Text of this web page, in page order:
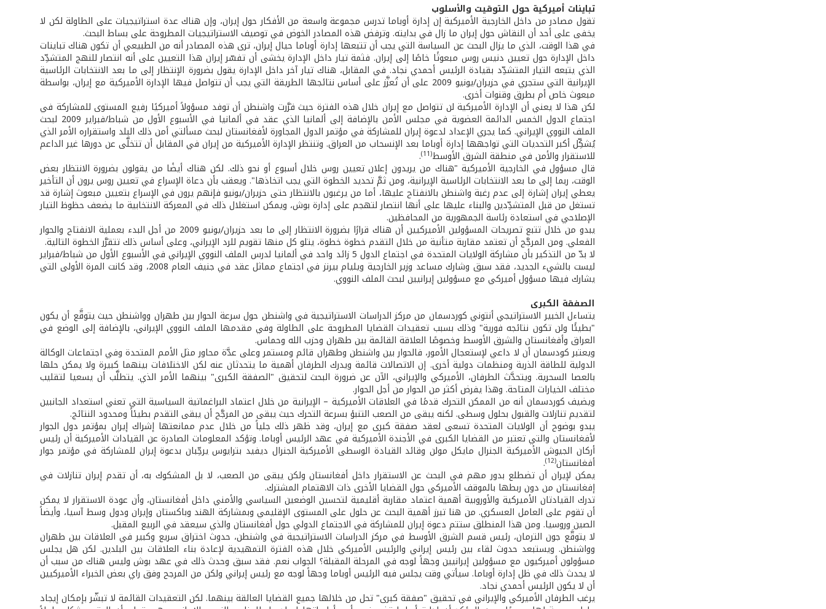
تباينات أميركية حول التوقيت والأسلوب
تقول مصادر من داخل الخارجية الأميركية إن إدارة أوباما تدرس مجموعة واسعة من الأفكار حول إيران، وإن هناك عدة استراتيجيات على الطاولة لكن لا
يخفى على أحد أن النقاش حول إيران ما زال في بدايته. وترفض هذه المصادر الخوض في توصيف الاستراتيجيات المطروحة على بساط البحث.
في هذا الوقت، الذي ما يزال البحث عن السياسة التي يجب أن تتبعها إدارة أوباما حيال إيران، ترى هذه المصادر أنه من الطبيعي أن تكون هناك تباينات
داخل الإدارة حول تعيين دنيس روس مبعوثًا خاصًا إلى إيران. فثمة تيار داخل الإدارة يخشى أن تفسّر إيران هذا التعيين على أنه انتصار للنهج المتشدِّد
الذي يتبعه التيار المتشدِّد بقيادة الرئيس أحمدي نجاد. في المقابل، هناك تيار آخر داخل الإدارة يقول بضرورة الإنتظار إلى ما بعد الانتخابات الرئاسية
الإيرانية التي ستجري في حزيران/يونيو 2009 على أن تُعزَّز على أساس نتائجها الطريقة التي يجب أن تتواصل فيها الإدارة الأميركية مع إيران، بواسطة
مبعوث خاص أم بطرق وقنوات أخرى.
لكن هذا لا يعني أن الإدارة الأميركية لن تتواصل مع إيران خلال هذه الفترة حيث قرَّرت واشنطن أن توفد مسؤولاً أميركيًا رفيع المستوى للمشاركة في
اجتماع الدول الخمس الدائمة العضوية في مجلس الأمن بالإضافة إلى ألمانيا الذي عقد في ألمانيا في الأسبوع الأول من شباط/فبراير 2009 لبحث
الملف النووي الإيراني. كما يجري الإعداد لدعوة إيران للمشاركة في مؤتمر الدول المجاورة لأفغانستان لبحث مسألتي أمن ذلك البلد واستقراره الأمر الذي
يُشكِّل أكبر التحديات التي تواجهها إدارة أوباما بعد الإنسحاب من العراق. وتنتظر الإدارة الأميركية من إيران في المقابل أن تتخلَّى عن دورها غير الداعم
للاستقرار والأمن في منطقة الشرق الأوسط(11)
.
قال مسؤول في الخارجية الأميركية "هناك من يريدون إعلان تعيين روس خلال أسبوع أو نحو ذلك. لكن هناك أيضًا من يقولون بضرورة الانتظار بعض
الوقت، ربما إلى ما بعد الانتخابات الرئاسية الإيرانية، ومن ثمَّ تحديد الخطوة التي يجب اتخاذها". ويعقب بأن دعاة الإسراع في تعيين روس يرون أن التأخير
يعطي إيران إشارة إلى عدم رغبة واشنطن بالانفتاح عليها، أما من يرغبون بالانتظار حتى حزيران/يونيو فإنهم يرون في الإسراع بتعيين مبعوث إشارة قد
تستغل من قبل المتشدِّدين والبناء عليها على أنها انتصار لتهجم على إدارة بوش، ويمكن استغلال ذلك في المعركة الانتخابية ما يضعف حظوظ التيار
الإصلاحي في استعادة رئاسة الجمهورية من المحافظين.
يبدو من خلال تتبع تصريحات المسؤولين الأميركيين أن هناك قرارًا بضرورة الانتظار إلى ما بعد حزيران/يونيو 2009 من أجل البدء بعملية الانفتاح والحوار
الفعلي. ومن المرجَّح أن تعتمد مقاربة متأنية من خلال التقدم خطوة خطوة، يتلو كل منها تقويم للرد الإيراني، وعلى أساس ذلك تتقرَّر الخطوة التالية.
لا بدّ من التذكير بأن مشاركة الولايات المتحدة في اجتماع الدول 5 زائد واحد في ألمانيا لدرس الملف النووي الإيراني في الأسبوع الأول من شباط/فبراير
ليست بالشيء الجديد، فقد سبق وشارك مساعد وزير الخارجية ويليام بيرنز في اجتماع مماثل عقد في جنيف العام 2008، وقد كانت المرة الأولى التي
يشارك فيها مسؤول أميركي مع مسؤولين إيرانيين لبحث الملف النووي.
الصفقة الكبرى
يتساءل الخبير الاستراتيجي أنتوني كوردسمان من مركز الدراسات الاستراتيجية في واشنطن حول سرعة الحوار بين طهران وواشنطن حيث يتوقَّع أن يكون
"بطيئًا ولن تكون نتائجه فورية" وذلك بسبب تعقيدات القضايا المطروحة على الطاولة وفي مقدمها الملف النووي الإيراني، بالإضافة إلى الوضع في
العراق وأفغانستان والشرق الأوسط وخصوصًا العلاقة القائمة بين طهران وحزب الله وحماس.
ويعتبر كودسمان أن لا داعي لإستعجال الأمور، فالحوار بين واشنطن وطهران قائم ومستمر وعلى عدَّة محاور مثل الأمم المتحدة وفي اجتماعات الوكالة
الدولية للطاقة الذرية ومنظمات دولية أخرى. إن الاتصالات قائمة ويدرك الطرفان أهمية ما يتحدثان عنه لكن الاختلافات بينهما كبيرة ولا يمكن حلها
بالعصا السحرية. ويتحدَّث الطرفان، الأميركي والإيراني، الآن عن ضرورة البحث لتحقيق "الصفقة الكبرى" بينهما الأمر الذي. يتطلَّب أن يسعيا لتقليب
مختلف الخيارات المتاحة. وهذا يفرض أكثر من الحوار من أجل الحوار.
ويضيف كوردسمان أنه من الممكن التحرك قدمًا في العلاقات الأميركية – الإيرانية من خلال اعتماد البراغماتية السياسية التي تعني استعداد الجانبين
لتقديم تنازلات والقبول بحلول وسطى. لكنه يبقى من الصعب التنبؤ بسرعة التحرك حيث يبقى من المرجَّح أن يبقى التقدم بطيئاً ومحدود النتائج.
يبدو بوضوح أن الولايات المتحدة تسعى لعقد صفقة كبرى مع إيران، وقد ظهر ذلك جلياً من خلال عدم ممانعتها إشراك إيران بمؤتمر دول الجوار
لأفغانستان والتي تعتبر من القضايا الكبرى في الأجندة الأميركية في عهد الرئيس أوباما. وتؤكد المعلومات الصادرة عن القيادات الأميركية أن رئيس
أركان الجيوش الأميركية الجنرال مايكل مولن وقائد القيادة الوسطى الأميركية الجنرال ديفيد بترايوس يرحِّبان بدعوة إيران للمشاركة في مؤتمر جوار
أفغانستان(12)
.
يمكن لإيران أن تضطلع بدور مهم في البحث عن الاستقرار داخل أفغانستان ولكن يبقى من الصعب، لا بل المشكوك به، أن تقدم إيران تنازلات في
إفغانستان من دون ربطها بالموقف الأميركي حول القضايا الأخرى ذات الاهتمام المشترك.
تدرك القيادتان الأميركية والأوروبية أهمية اعتماد مقاربة أقليمية لتحسين الوضعين السياسي والأمني داخل أفغانستان، وأن عودة الاستقرار لا يمكن
أن تقوم على العامل العسكري. من هنا تبرز أهمية البحث عن حلول على المستوى الإقليمي وبمشاركة الهند وباكستان وإيران ودول وسط آسيا، وأيضاً
الصين وروسيا. ومن هذا المنطلق ستتم دعوة إيران للمشاركة في الاجتماع الدولي حول أفغانستان والذي سيعقد في الربيع المقبل.
لا يتوقَّع جون الترمان، رئيس قسم الشرق الأوسط في مركز الدراسات الاستراتيجية في واشنطن، حدوث اختراق سريع وكبير في العلاقات بين طهران
وواشنطن. ويستبعد حدوث لقاء بين رئيس إيراني والرئيس الأميركي خلال هذه الفترة التمهيدية لإعادة بناء العلاقات بين البلدين. لكن هل يجلس
مسؤولون أميركيون مع مسؤولين إيرانيين وجهاً لوجه في المرحلة المقبلة؟ الجواب نعم. فقد سبق وحدث ذلك في عهد بوش وليس هناك من سبب أن
لا يحدث ذلك في ظل إدارة أوباما. سيأتي وقت يجلس فيه الرئيس أوباما وجهاً لوجه مع رئيس إيراني ولكن من المرجح وفق راي بعض الخبراء الأميركيين
أن لا يكون الرئيس أحمدي نجاد.
يرغب الطرفان الأميركي والإيراني في تحقيق "صفقة كبرى" تحل من خلالها جميع القضايا العالقة بينهما. لكن التعقيدات القائمة لا تبشّر بإمكان إيجاد